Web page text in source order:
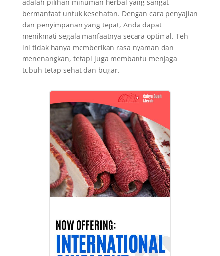
adalah pilihan minuman herbal yang sangat
bermanfaat untuk kesehatan. Dengan cara penyajian
dan penyimpanan yang tepat, Anda dapat
menikmati segala manfaatnya secara optimal. Teh
ini tidak hanya memberikan rasa nyaman dan
menenangkan, tetapi juga membantu menjaga
tubuh tetap sehat dan bugar.